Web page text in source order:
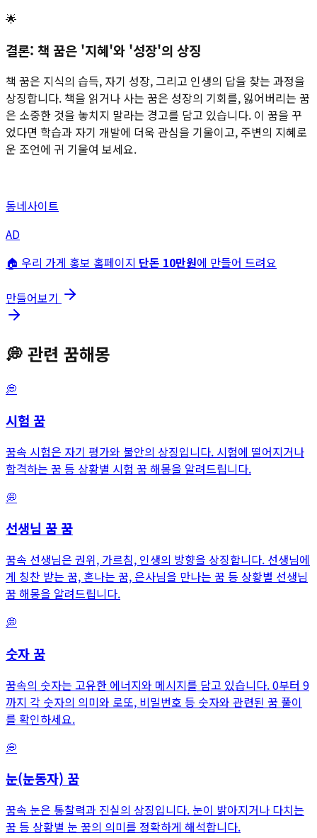
🌟
결론: 책 꿈은 '지혜'와 '성장'의 상징
책 꿈은 지식의 습득, 자기 성장, 그리고 인생의 답을 찾는 과정을
상징합니다. 책을 읽거나 사는 꿈은 성장의 기회를, 잃어버리는 꿈
은 소중한 것을 놓치지 말라는 경고를 담고 있습니다. 이 꿈을 꾸
었다면 학습과 자기 개발에 더욱 관심을 기울이고, 주변의 지혜로
운 조언에 귀 기울여 보세요.
동네사이트
AD
🏠 우리 가게 홍보 홈페이지 단돈 10만원에 만들어 드려요
만들어보기
💭 관련 꿈해몽
💭
시험 꿈
꿈속 시험은 자기 평가와 불안의 상징입니다. 시험에 떨어지거나
합격하는 꿈 등 상황별 시험 꿈 해몽을 알려드립니다.
💭
선생님 꿈 꿈
꿈속 선생님은 권위, 가르침, 인생의 방향을 상징합니다. 선생님에
게 칭찬 받는 꿈, 혼나는 꿈, 은사님을 만나는 꿈 등 상황별 선생님
꿈 해몽을 알려드립니다.
💭
숫자 꿈
꿈속의 숫자는 고유한 에너지와 메시지를 담고 있습니다. 0부터 9
까지 각 숫자의 의미와 로또, 비밀번호 등 숫자와 관련된 꿈 풀이
를 확인하세요.
💭
눈(눈동자) 꿈
꿈속 눈은 통찰력과 진실의 상징입니다. 눈이 밝아지거나 다치는
꿈 등 상황별 눈 꿈의 의미를 정확하게 해석합니다.